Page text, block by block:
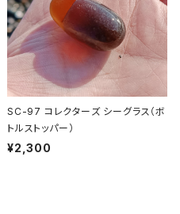
SC-97 コレクターズ シーグラス（ボ
トルストッパー）
¥2,300